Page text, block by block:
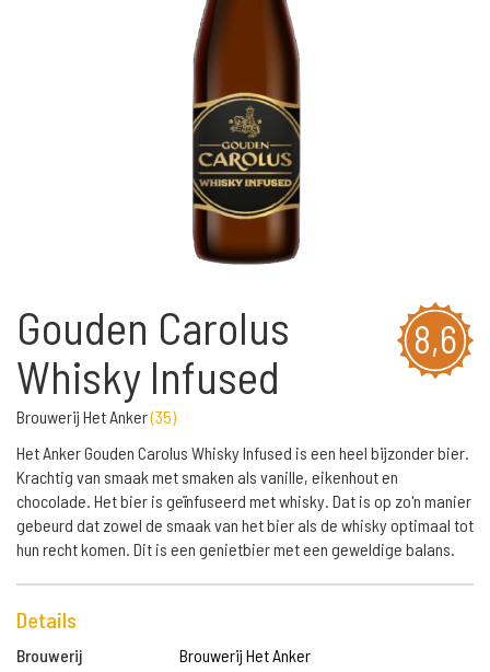
8,6
Gouden Carolus
Whisky Infused
Brouwerij Het Anker(35)
Het Anker Gouden Carolus Whisky Infused is een heel bijzonder bier.
Krachtig van smaak met smaken als vanille, eikenhout en
chocolade. Het bier is geïnfuseerd met whisky. Dat is op zo'n manier
gebeurd dat zowel de smaak van het bier als de whisky optimaal tot
hun recht komen. Dit is een genietbier met een geweldige balans.
Details
Brouwerij
Brouwerij Het Anker